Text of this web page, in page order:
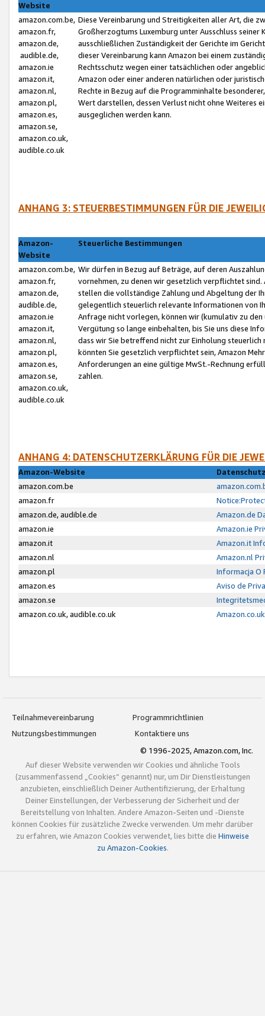
Website
amazon.com.be,
amazon.fr,
amazon.de,
audible.de,
amazon.ie
amazon.it,
amazon.nl,
amazon.pl,
amazon.es,
amazon.se,
amazon.co.uk,
audible.co.uk
Diese Vereinbarung und Streitigkeiten aller Art, die
Großherzogtums Luxemburg unter Ausschluss
ausschließlichen Zuständigkeit der Gerichte im
dieser Vereinbarung kann Amazon bei einem
Rechtsschutz wegen einer tatsächlichen oder
Amazon oder einer anderen natürlichen oder
Rechte in Bezug auf die Programminhalte
Wert darstellen, dessen Verlust nicht ohne Weiteres
ausgeglichen werden kann.
ANHANG 3: STEUERBESTIMMUNGEN FÜR DIE
Amazon-
Website
Steuerliche Bestimmungen
amazon.com.be,
amazon.fr,
amazon.de,
audible.de,
amazon.ie
amazon.it,
amazon.nl,
amazon.pl,
amazon.es,
amazon.se,
amazon.co.uk,
audible.co.uk
Wir dürfen in Bezug auf Beträge, auf deren
vornehmen, zu denen wir gesetzlich verpflichtet
stellen die vollständige Zahlung und Abgeltung der
gelegentlich steuerlich relevante Informationen von
Anfrage nicht vorlegen, können wir (kumulativ zu
Vergütung so lange einbehalten, bis Sie uns diese
dass wir Sie betreffend nicht zur Einholung
könnten Sie gesetzlich verpflichtet sein, Amazon
Anforderungen an eine gültige MwSt.-Rechnung
zahlen.
ANHANG 4: DATENSCHUTZERKLÄRUNG FÜR DIE
Amazon-Website
amazon.com.be
amazon.fr
amazon.de, audible.de
Amazon.de
amazon.ie
Amazon.ie
amazon.it
Amazon.it
amazon.nl
Amazon.nl
amazon.pl
Informacja O
amazon.es
Aviso de
amazon.se
amazon.co.uk, audible.co.uk
Teilnahmevereinbarung
Programmrichtlinien
Nutzungsbestimmungen
Kontaktiere uns
© 1996-2025, Amazon.com, Inc.
Auf dieser Website verwenden wir Cookies und ähnliche Tools
(zusammenfassend „Cookies“ genannt) nur, um Dir Dienstleistungen
anzubieten, einschließlich Deiner Authentifizierung, der Erhaltung
Deiner Einstellungen, der Verbesserung der Sicherheit und der
Bereitstellung von Inhalten. Andere Amazon-Seiten und -Dienste
können Cookies für zusätzliche Zwecke verwenden. Um mehr darüber
zu erfahren, wie Amazon Cookies verwendet, lies bitte die Hinweise
zu Amazon-Cookies.